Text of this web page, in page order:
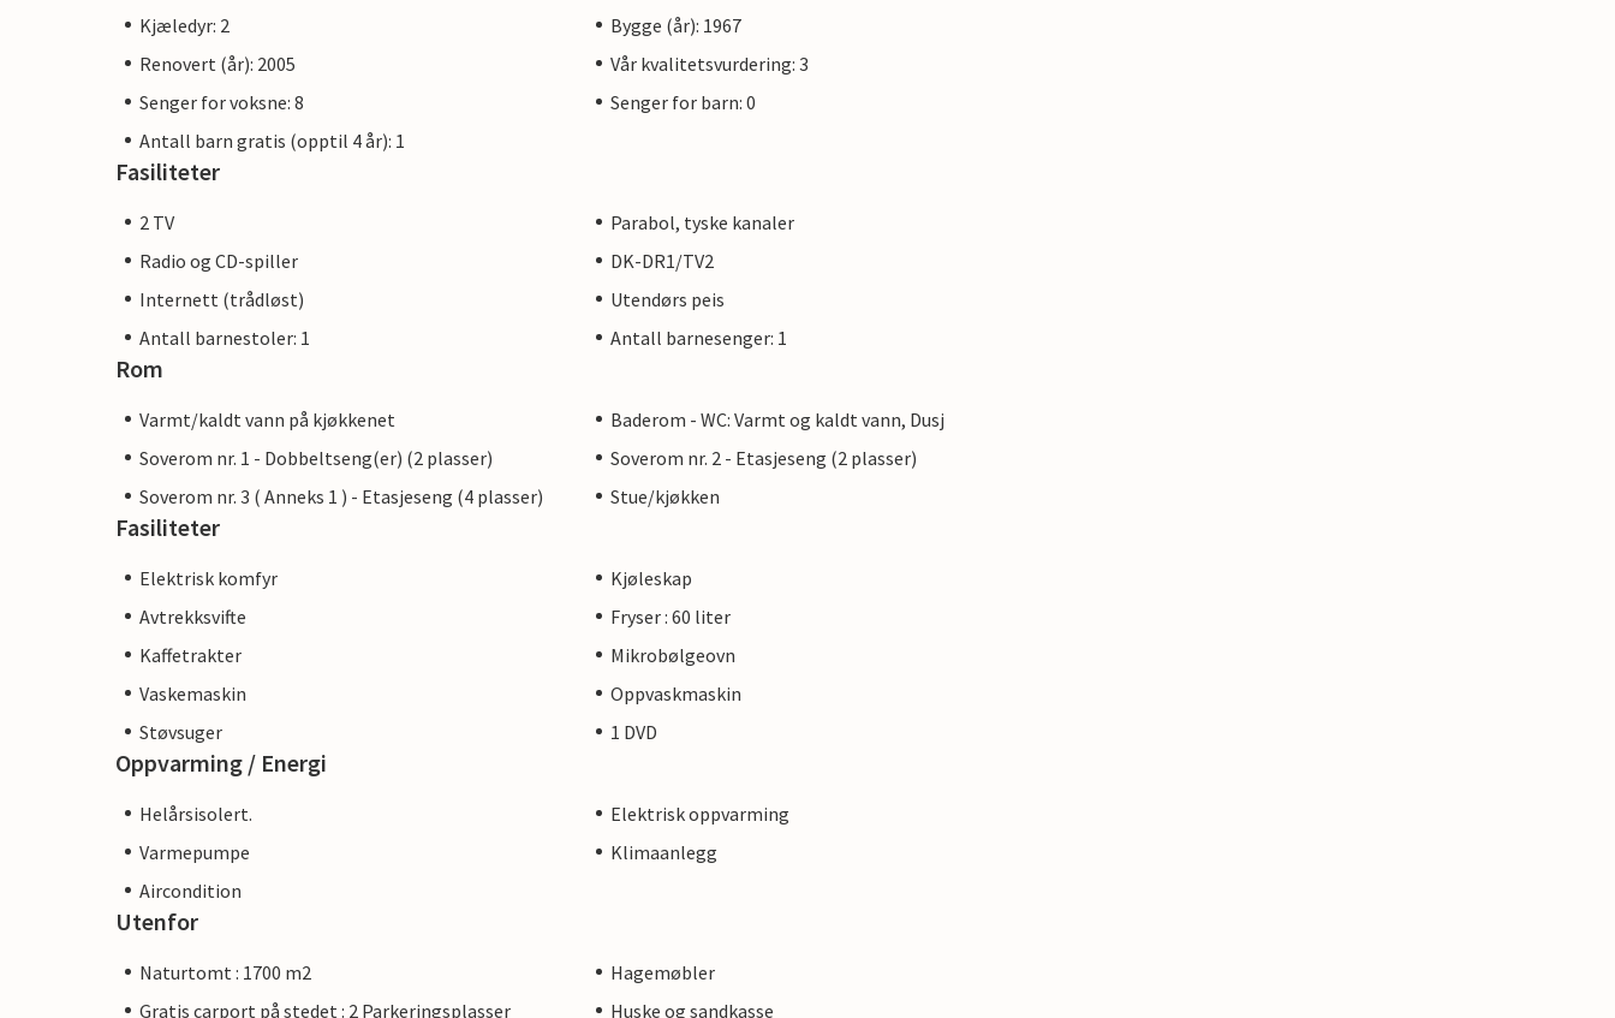
Kjæledyr: 2
Bygge (år): 1967
Renovert (år): 2005
Vår kvalitetsvurdering: 3
Senger for voksne: 8
Senger for barn: 0
Antall barn gratis (opptil 4 år): 1
Fasiliteter
2 TV
Parabol, tyske kanaler
Radio og CD-spiller
DK-DR1/TV2
Internett (trådløst)
Utendørs peis
Antall barnestoler: 1
Antall barnesenger: 1
Rom
Varmt/kaldt vann på kjøkkenet
Baderom - WC: Varmt og kaldt vann, Dusj
Soverom nr. 1 - Dobbeltseng(er) (2 plasser)
Soverom nr. 2 - Etasjeseng (2 plasser)
Soverom nr. 3 ( Anneks 1 ) - Etasjeseng (4 plasser)
Stue/kjøkken
Fasiliteter
Elektrisk komfyr
Kjøleskap
Avtrekksvifte
Fryser : 60 liter
Kaffetrakter
Mikrobølgeovn
Vaskemaskin
Oppvaskmaskin
Støvsuger
1 DVD
Oppvarming / Energi
Helårsisolert.
Elektrisk oppvarming
Varmepumpe
Klimaanlegg
Aircondition
Utenfor
Naturtomt : 1700 m2
Hagemøbler
Gratis carport på stedet : 2 Parkeringsplasser
Huske og sandkasse